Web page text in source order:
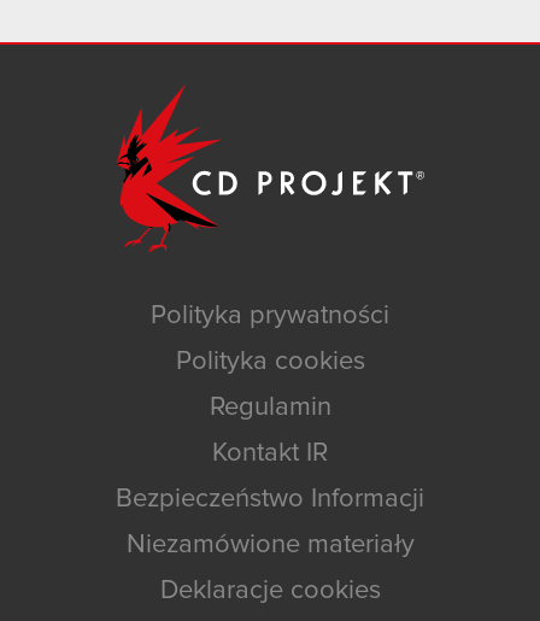
Polityka prywatności
Polityka cookies
Regulamin
Kontakt IR
Bezpieczeństwo Informacji
Niezamówione materiały
Deklaracje cookies